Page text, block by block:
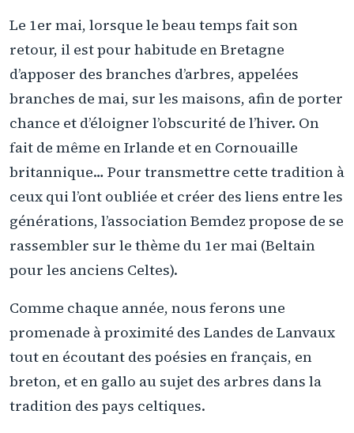
Le 1er mai, lorsque le beau temps fait son
retour, il est pour habitude en Bretagne
d’apposer des branches d’arbres, appelées
branches de mai, sur les maisons, afin de porter
chance et d’éloigner l’obscurité de l’hiver. On
fait de même en Irlande et en Cornouaille
britannique… Pour transmettre cette tradition à
ceux qui l’ont oubliée et créer des liens entre les
générations, l’association Bemdez propose de se
rassembler sur le thème du 1er mai (Beltain
pour les anciens Celtes).
Comme chaque année, nous ferons une
promenade à proximité des Landes de Lanvaux
tout en écoutant des poésies en français, en
breton, et en gallo au sujet des arbres dans la
tradition des pays celtiques.